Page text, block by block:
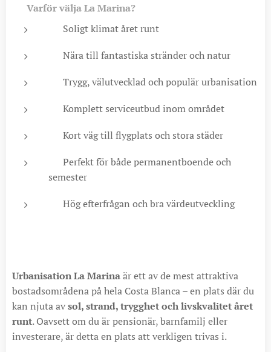
Varför välja La Marina?
☀️ Soligt klimat året runt
🏖️ Nära till fantastiska stränder och natur
🏡 Trygg, välutvecklad och populär urbanisation
🛍️ Komplett serviceutbud inom området
✈️ Kort väg till flygplats och stora städer
🌴 Perfekt för både permanentboende och
semester
📈 Hög efterfrågan och bra värdeutveckling
Urbanisation La Marinaär ett av de mest attraktiva
bostadsområdena på hela Costa Blanca – en plats där du
kan njuta avsol, strand, trygghet och livskvalitet året
runt. Oavsett om du är pensionär, barnfamilj eller
investerare, är detta en plats att verkligen trivas i.